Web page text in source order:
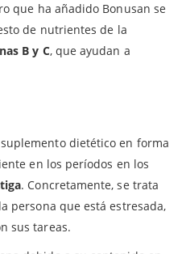
que ha añadido Bonusan se
de nutrientes de la
B y C, que ayudan a
dietético en forma
en los períodos en los
. Concretamente, se trata
persona que está estresada,
sus tareas.